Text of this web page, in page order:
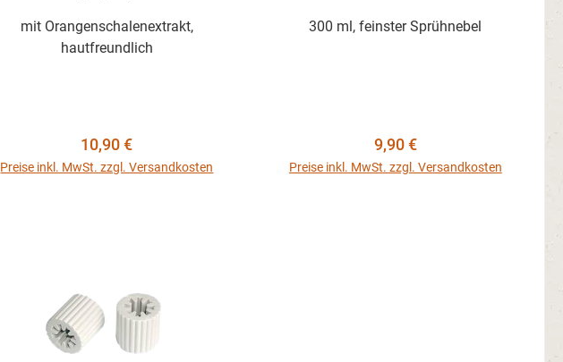
mit Orangenschalenextrakt,
hautfreundlich
Regulärer Preis:
10,90 €
Preise inkl. MwSt. zzgl. Versandkosten
300 ml, feinster Sprühnebel
Regulärer Preis:
9,90 €
Preise inkl. MwSt. zzgl. Versandkosten